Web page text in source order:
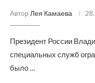
Автор Лея Камаева
Президент России
специальных служб
было …